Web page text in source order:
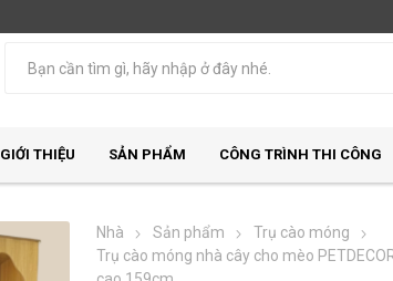
GIỚI THIỆU SẢN PHẨM CÔNG TRÌNH THI CÔNG
Nhà Sản phẩm
Trụ cào móng
Trụ cào móng nhà cây cho mèo